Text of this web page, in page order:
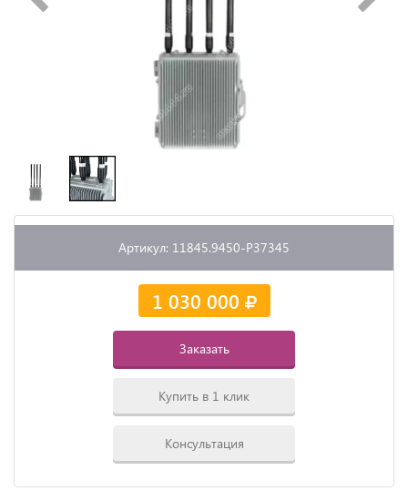
Артикул: 11845.9450-P37345
1 030 000
Заказать
Купить в 1 клик
Консультация